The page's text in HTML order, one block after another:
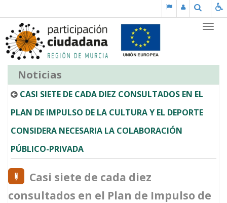
Buscar
Noticias
CASI SIETE DE CADA DIEZ CONSULTADOS EN EL
PLAN DE IMPULSO DE LA CULTURA Y EL DEPORTE
CONSIDERA NECESARIA LA COLABORACIÓN
PÚBLICO-PRIVADA
Casi siete de cada diez
consultados en el Plan de Impulso de